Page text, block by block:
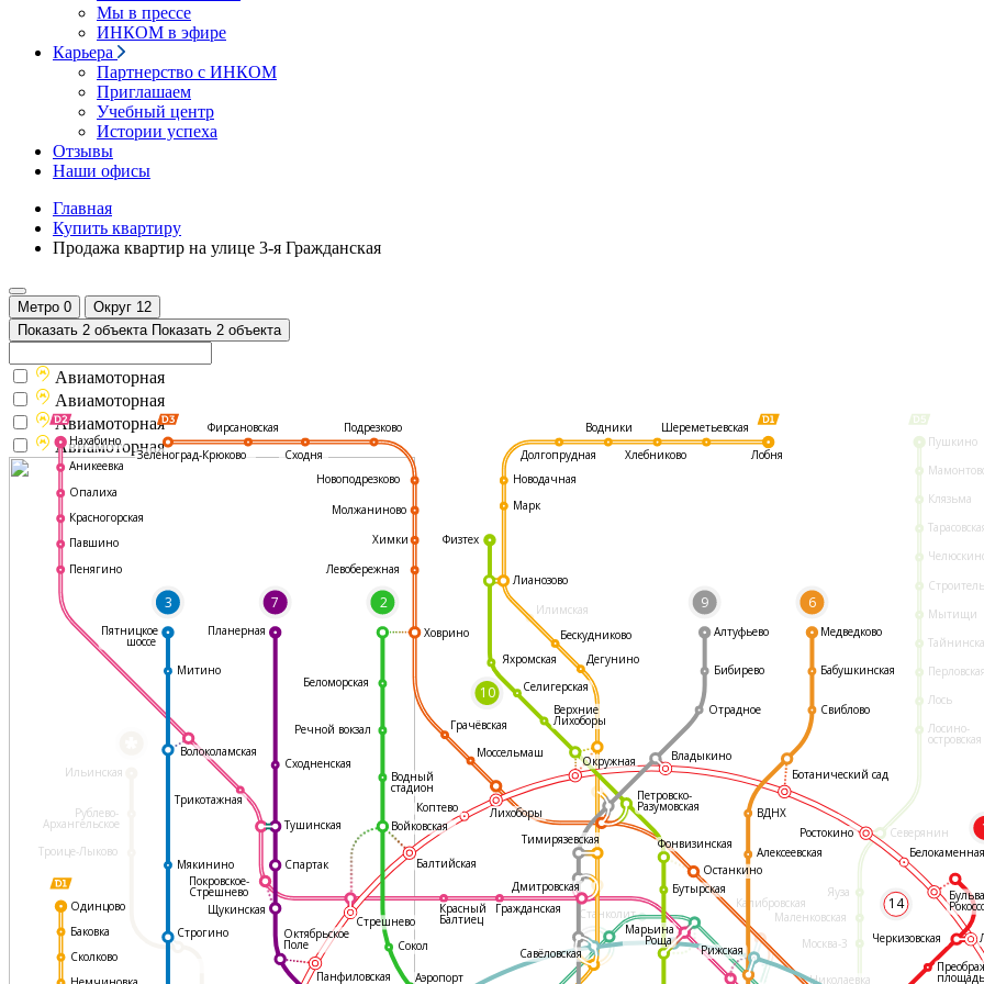
Мы в прессе
ИНКОМ в эфире
Карьера
Партнерство с ИНКОМ
Приглашаем
Учебный центр
Истории успеха
Отзывы
Наши офисы
Главная
Купить квартиру
Продажа квартир на улице 3-я Гражданская
Метро 0 Округ 12
Показать 2 объекта Показать 2 объекта
Илимская
Пушкино
Клязьма
Мытищи
Лось
Лосино-
островская
Северянин
Яуза
Маленковская
Москва-3
Николаевка
Ильинская
Рублево-
Архангельское
Троице-Лыково
Калибровская
Станколит
3 7
14
2 9 6
10
Фирсановская
Сходня
Подрезково
Новоподрезково
Молжаниново
Химки
Левобережная
Ховрино
Грачёвская
Моссельмаш
Останкино
Медведково
Бабушкинская
Свиблово
ВДНХ
Алексеевская
Рижская
Аэропорт
Сокол
Красный
Балтиец
Гражданская
Дмитровская
Коптево Лихоборы
Балтийская
Войковская
Водный
стадион
Сходненская
Трикотажная
Волоколамская
Тушинская
Мякинино
Строгино
Митино
Нахабино
Аникеевка
Опалиха
Красногорская
Павшино
Пенягино
Одинцово
Баковка
Сколково
Пятницкое
шоссе
Планерная
Спартак
Стрешнево
Щукинская
Октябрьское
Поле
Панфиловская
Окружная
Дегунино
Бескудниково
Верхние
Лихоборы
Селигерская
Физтех
Яхромская
Марк
Лианозово
Новодачная
Речной вокзал
Беломорская
Долгопрудная
Водники
Хлебниково
Шереметьевская
Лобня
Тимирязевская
Марьина
Роща
Савёловская
Фонвизинская
Бутырская
Петровско-
Разумовская
Покровское-
Стрешнево
Бибирево
Отрадное
Владыкино
Ботанический сад
Алтуфьево
Ростокино
Черкизовская
площадь
Зеленоград-Крюково
Авиамоторная
Авиамоторная
Авиамоторная
Авиамоторная